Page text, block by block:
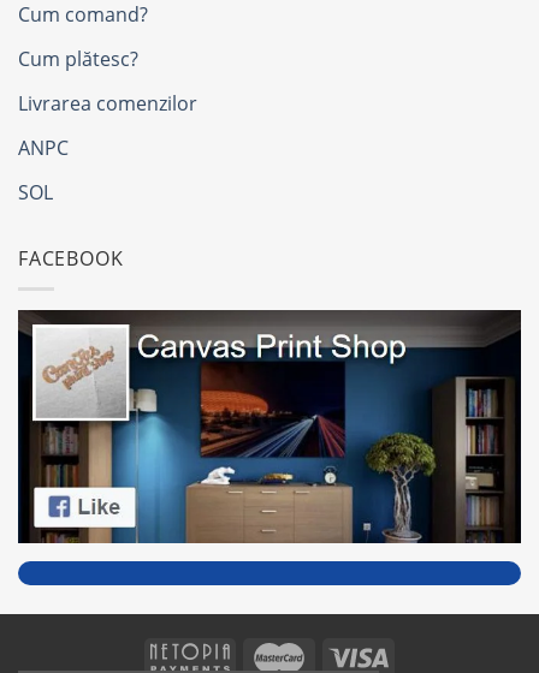
Cum comand?
Cum plătesc?
Livrarea comenzilor
ANPC
SOL
FACEBOOK